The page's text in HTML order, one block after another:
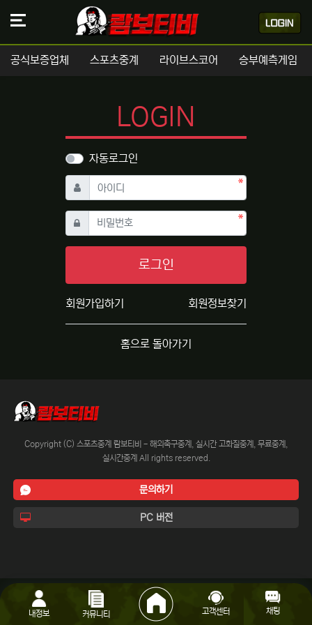
공식보증업체 스포츠중계 라이브스코어 승부예측게임
LOGIN
자동로그인
아이디 필수
비밀번호필수
로그인
회원가입하기 회원정보찾기
홈으로 돌아가기
Copyright (C) 스포츠중계 람보티비 - 해외축구중계, 실시간 고화질중계, 무료중계,
실시간중계 All rights reserved.
문의하기
PC 버전
내정보 커뮤니티 고객센터 채팅